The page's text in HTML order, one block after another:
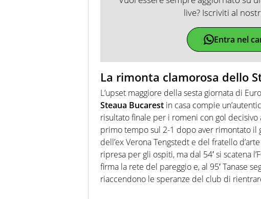
live? Iscriviti al
Entra nel
La rimonta clamorosa dello
L’upset maggiore della sesta giornata di
Steaua Bucarest in casa compie
risultato finale per i romeni con gol
primo tempo sul 2-1 dopo aver rimontato il
dell’ex Verona Tengstedt e del fratello
ripresa per gli ospiti, ma dal 54′ si scatena
firma la rete del pareggio e, al 95′ Tanase
riaccendono le speranze del club di